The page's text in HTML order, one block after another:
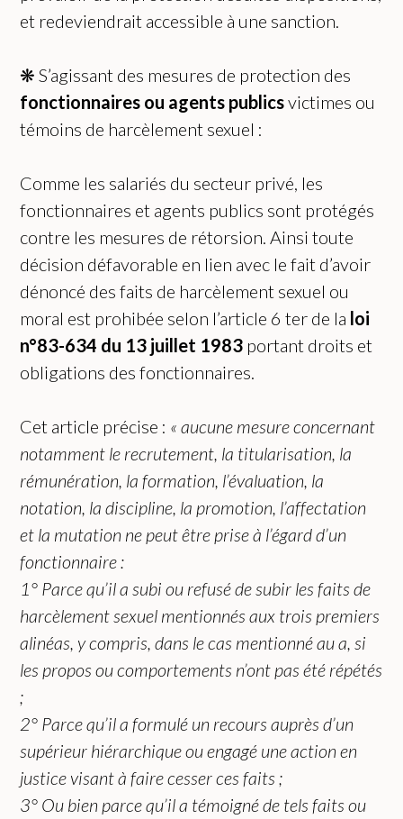
et redeviendrait accessible à une sanction.
❋ S’agissant des mesures de protection des
fonctionnaires ou agents publicsvictimes ou
témoins de harcèlement sexuel :
Comme les salariés du secteur privé, les
fonctionnaires et agents publics sont protégés
contre les mesures de rétorsion. Ainsi toute
décision défavorable en lien avec le fait d’avoir
dénoncé des faits de harcèlement sexuel ou
moral est prohibée selon l’article 6 ter de la loi
n°83-634 du 13 juillet 1983 portant droits et
obligations des fonctionnaires.
Cet article précise : « aucune mesure concernant
notamment le recrutement, la titularisation, la
rémunération, la formation, l’évaluation, la
notation, la discipline, la promotion, l’affectation
et la mutation ne peut être prise à l’égard d’un
fonctionnaire :
1° Parce qu’il a subi ou refusé de subir les faits de
harcèlement sexuel mentionnés aux trois premiers
alinéas, y compris, dans le cas mentionné au a, si
les propos ou comportements n’ont pas été répétés
;
2° Parce qu’il a formulé un recours auprès d’un
supérieur hiérarchique ou engagé une action en
justice visant à faire cesser ces faits ;
3° Ou bien parce qu’il a témoigné de tels faits ou